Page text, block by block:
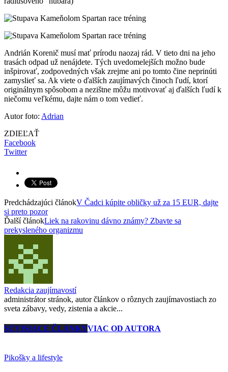
Andrián Korenič musí mať prírodu naozaj rád. V tieto dni na jeho
trasách odpad už nenájdete. Tých uvedomelejších možno bude
inšpirovať, zodpovedných však zrejme ani po tomto čine neprinúti
zamyslieť sa. Ak viete o ďalších zaujímavých činoch ľudí, ktorí
originálnym spôsobom a nezištne môžu motivovať aj ďalších ľudí k
niečomu veľkému, dajte nám o tom vedieť.
Autor foto: Adrian
ZDIEĽAŤ
Facebook
Twitter
Predchádzajúci článokV Čadci kúpite obličky už za 15 EUR, dajte
si preto pozor
Ďalší článokLiek na rakovinu dávno známy? Zbavte sa
prekysleného organizmu
Redakcia zaujímavostí
administrátor stránok, autor článkov o rôznych zaujímavostiach zo
sveta zábavy, vedy, zistenia a akcie...
SÚVISIACE ČLÁNKYVIAC OD AUTORA
Pikošky a lifestyle